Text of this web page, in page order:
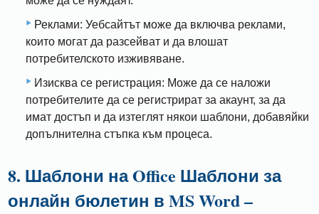
Реклами: Уебсайтът може да включва реклами,
които могат да разсейват и да влошат
потребителското изживяване.
Изисква се регистрация: Може да се наложи
потребителите да се регистрират за акаунт, за да
имат достъп и да изтеглят някои шаблони, добавяйки
допълнителна стъпка към процеса.
8. Шаблони на Office Шаблони за
онлайн бюлетин в MS Word –